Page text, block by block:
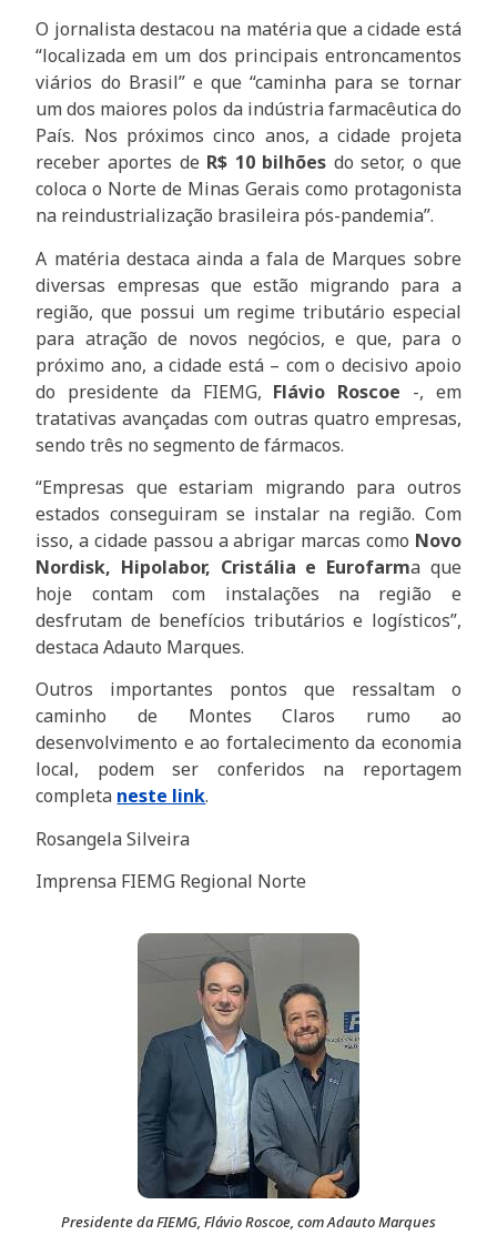
O jornalista destacou na matéria que a cidade está
“localizada em um dos principais entroncamentos
viários do Brasil” e que “caminha para se tornar
um dos maiores polos da indústria farmacêutica do
País. Nos próximos cinco anos, a cidade projeta
receber aportes de R$ 10 bilhões do setor, o que
coloca o Norte de Minas Gerais como protagonista
na reindustrialização brasileira pós-pandemia”.
A matéria destaca ainda a fala de Marques sobre
diversas empresas que estão migrando para a
região, que possui um regime tributário especial
para atração de novos negócios, e que, para o
próximo ano, a cidade está – com o decisivo apoio
do presidente da FIEMG, Flávio Roscoe -, em
tratativas avançadas com outras quatro empresas,
sendo três no segmento de fármacos.
“Empresas que estariam migrando para outros
estados conseguiram se instalar na região. Com
isso, a cidade passou a abrigar marcas como Novo
Nordisk, Hipolabor, Cristália e Eurofarma que
hoje contam com instalações na região e
desfrutam de benefícios tributários e logísticos”,
destaca Adauto Marques.
Outros importantes pontos que ressaltam o
caminho de Montes Claros rumo ao
desenvolvimento e ao fortalecimento da economia
local, podem ser conferidos na reportagem
completa neste link.
Rosangela Silveira
Imprensa FIEMG Regional Norte
Presidente da FIEMG, Flávio Roscoe, com Adauto Marques